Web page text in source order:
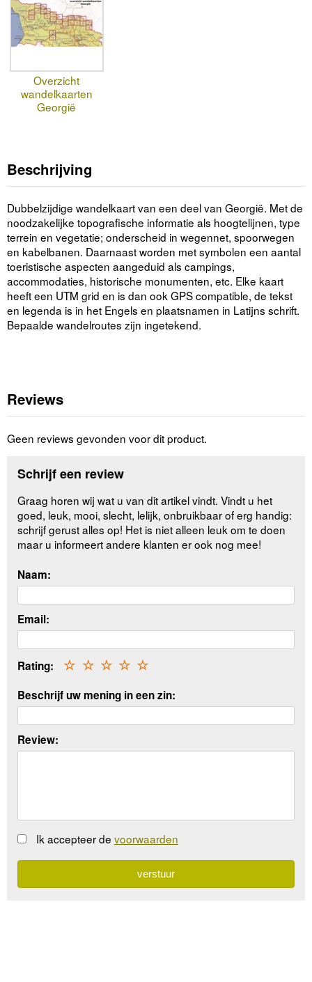
Overzicht
wandelkaarten
Georgië
Beschrijving
Dubbelzijdige wandelkaart van een deel van Georgië. Met de
noodzakelijke topografische informatie als hoogtelijnen, type
terrein en vegetatie; onderscheid in wegennet, spoorwegen
en kabelbanen. Daarnaast worden met symbolen een aantal
toeristische aspecten aangeduid als campings,
accommodaties, historische monumenten, etc. Elke kaart
heeft een UTM grid en is dan ook GPS compatible, de tekst
en legenda is in het Engels en plaatsnamen in Latijns schrift.
Bepaalde wandelroutes zijn ingetekend.
Reviews
Geen reviews gevonden voor dit product.
Schrijf een review
Graag horen wij wat u van dit artikel vindt. Vindt u het
goed, leuk, mooi, slecht, lelijk, onbruikbaar of erg handig:
schrijf gerust alles op! Het is niet alleen leuk om te doen
maar u informeert andere klanten er ook nog mee!
Naam:
Email:
Rating: ☆
☆
☆
☆
☆
Beschrijf uw mening in een zin:
Review:
Ik accepteer de voorwaarden